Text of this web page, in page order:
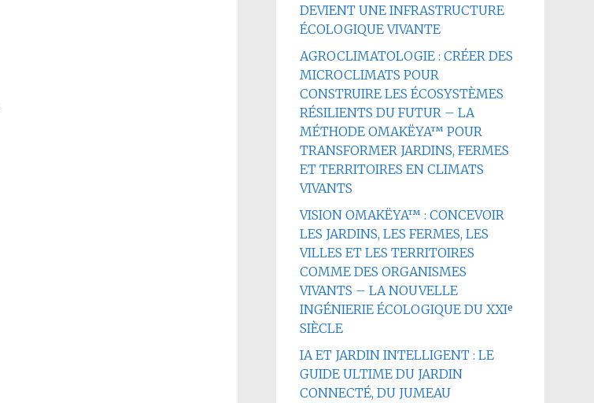
DEVIENT UNE INFRASTRUCTURE
ÉCOLOGIQUE VIVANTE
AGROCLIMATOLOGIE : CRÉER DES
MICROCLIMATS POUR
CONSTRUIRE LES ÉCOSYSTÈMES
RÉSILIENTS DU FUTUR – LA
MÉTHODE OMAKËYA™ POUR
TRANSFORMER JARDINS, FERMES
ET TERRITOIRES EN CLIMATS
VIVANTS
VISION OMAKËYA™ : CONCEVOIR
LES JARDINS, LES FERMES, LES
VILLES ET LES TERRITOIRES
COMME DES ORGANISMES
VIVANTS – LA NOUVELLE
INGÉNIERIE ÉCOLOGIQUE DU XXIᵉ
SIÈCLE
IA ET JARDIN INTELLIGENT : LE
GUIDE ULTIME DU JARDIN
CONNECTÉ, DU JUMEAU